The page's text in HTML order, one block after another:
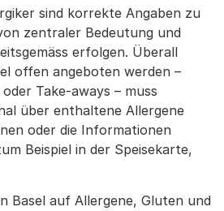
sind korrekte Angaben zu
zentraler Bedeutung und
erfolgen. Überall
offen angeboten werden –
Take-aways – muss
über enthaltene Allergene
oder die Informationen
Beispiel in der Speisekarte,
Basel auf Allergene, Gluten und